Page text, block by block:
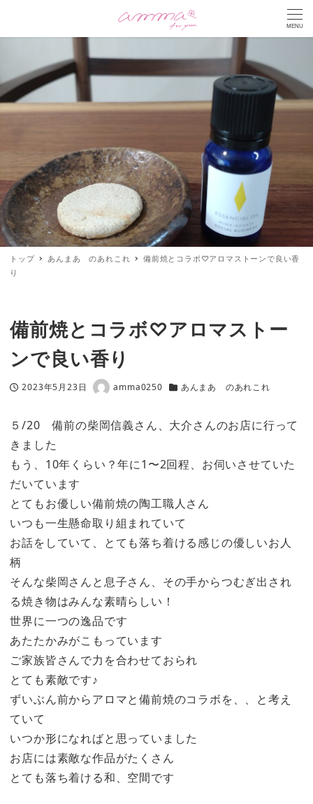
MENU
トップ あんまあ のあれこれ
備前焼とコラボ♡アロマストーンで良い香
り
備前焼とコラボ♡アロマストー
ンで良い香り
投稿日
2023年5月23日
著
amma0250
カテゴリー
あんまあ のあれこれ
５/20 備前の柴岡信義さん、大介さんのお店に行って
きました
もう、10年くらい？年に1〜2回程、お伺いさせていた
だいています
とてもお優しい備前焼の陶工職人さん
いつも一生懸命取り組まれていて
お話をしていて、とても落ち着ける感じの優しいお人
柄
そんな柴岡さんと息子さん、その手からつむぎ出され
る焼き物はみんな素晴らしい！
世界に一つの逸品です
あたたかみがこもっています
ご家族皆さんで力を合わせておられ
とても素敵です♪
ずいぶん前からアロマと備前焼のコラボを、、と考え
ていて
いつか形になればと思っていました
お店には素敵な作品がたくさん
とても落ち着ける和、空間です